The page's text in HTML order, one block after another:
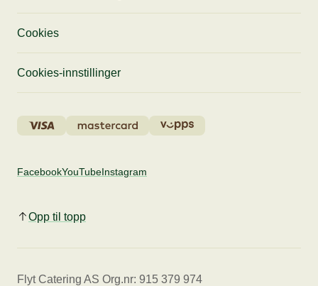
Cookies
Cookies-innstillinger
FacebookYouTubeInstagram
Opp til topp
Flyt Catering AS Org.nr: 915 379 974